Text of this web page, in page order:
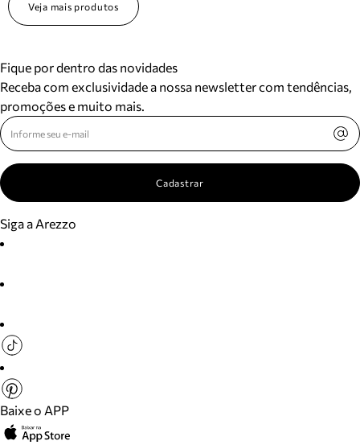
Veja mais produtos
Fique por dentro das novidades
Receba com exclusividade a nossa newsletter com tendências,
promoções e muito mais.
Cadastrar
Siga a Arezzo
Baixe o APP